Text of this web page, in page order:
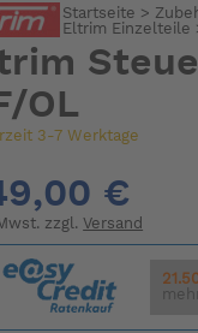
Startseite >
Eltrim Einzelteile
OL
3-7 Werktage
€
zzgl. Versand